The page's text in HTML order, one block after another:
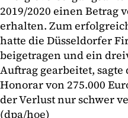
2019/2020 einen Betrag
erhalten. Zum
hatte die Düsseldorfer
beigetragen und ein
Auftrag gearbeitet, sagte
Honorar von 275.000
der Verlust nur schwer
(dpa/hoe)